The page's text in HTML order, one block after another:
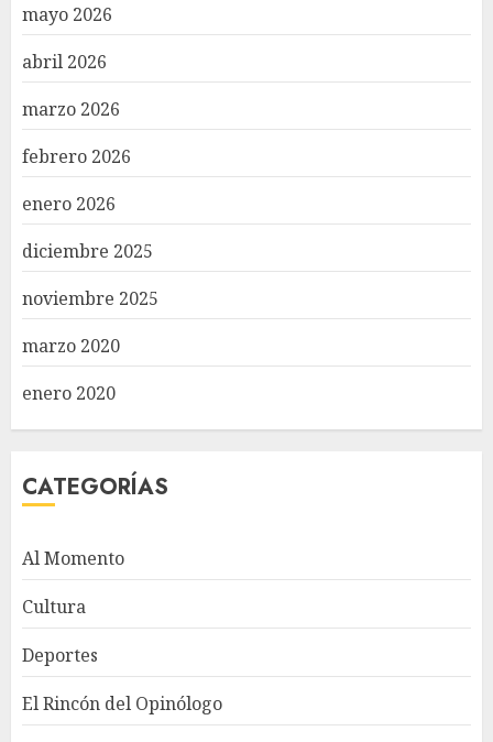
mayo 2026
abril 2026
marzo 2026
febrero 2026
enero 2026
diciembre 2025
noviembre 2025
marzo 2020
enero 2020
CATEGORÍAS
Al Momento
Cultura
Deportes
El Rincón del Opinólogo